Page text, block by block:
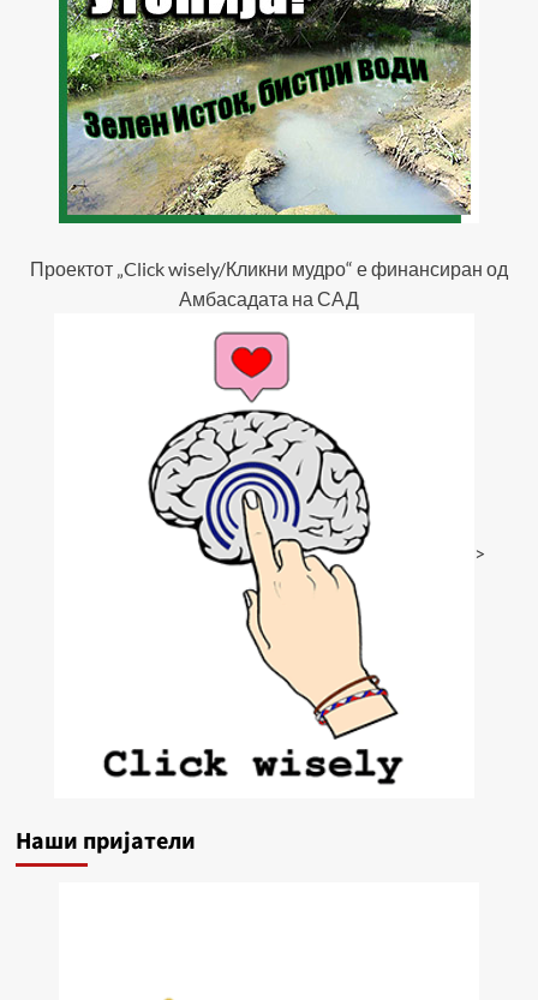
Проектот „Click wisely/Кликни мудро“ е финансиран од
Амбасадата на САД
>
Наши пријатели